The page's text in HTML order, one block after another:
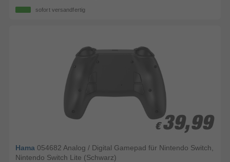
sofort versandfertig
€ 39,99
€ 39,99
Hama 054682 Analog / Digital Gamepad für Nintendo Switch,
Nintendo Switch Lite (Schwarz)